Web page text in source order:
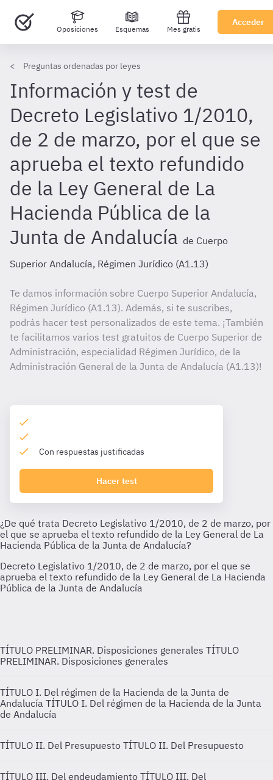
Oposiciones Esquemas Mes gratis
Acceder
Preguntas ordenadas por leyes
Información y test de
Decreto Legislativo 1/2010,
de 2 de marzo, por el que se
aprueba el texto refundido
de la Ley General de La
Hacienda Pública de la
Junta de Andalucía de Cuerpo
Superior Andalucía, Régimen Jurídico (A1.13)
Te damos información sobre Cuerpo Superior Andalucía,
Régimen Jurídico (A1.13). Además, si te suscribes,
podrás hacer test personalizados de este tema. ¡También
te facilitamos varios test gratuitos de Cuerpo Superior de
Administración, especialidad Régimen Jurídico, de la
Administración General de la Junta de Andalucía (A1.13)!
Con respuestas justificadas
Hacer test
TÍTULO PRELIMINAR. Disposiciones generales TÍTULO
PRELIMINAR. Disposiciones generales
TÍTULO I. Del régimen de la Hacienda de la Junta de
Andalucía TÍTULO I. Del régimen de la Hacienda de la Junta
de Andalucía
TÍTULO II. Del Presupuesto TÍTULO II. Del Presupuesto
TÍTULO III. Del endeudamiento TÍTULO III. Del